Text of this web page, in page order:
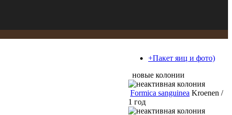
+Пакет яиц и фото)
новые колонии
Formica sanguinea Kroenen /
1 год